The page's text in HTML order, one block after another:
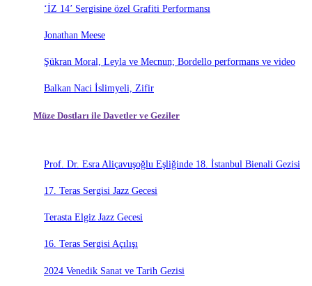
‘İZ 14’ Sergisine özel Grafiti Performansı
Jonathan Meese
Şükran Moral, Leyla ve Mecnun; Bordello performans ve video
Balkan Naci İslimyeli, Zifir
Müze Dostları ile Davetler ve Geziler
Prof. Dr. Esra Aliçavuşoğlu Eşliğinde 18. İstanbul Bienali Gezisi
17. Teras Sergisi Jazz Gecesi
Terasta Elgiz Jazz Gecesi
16. Teras Sergisi Açılışı
2024 Venedik Sanat ve Tarih Gezisi